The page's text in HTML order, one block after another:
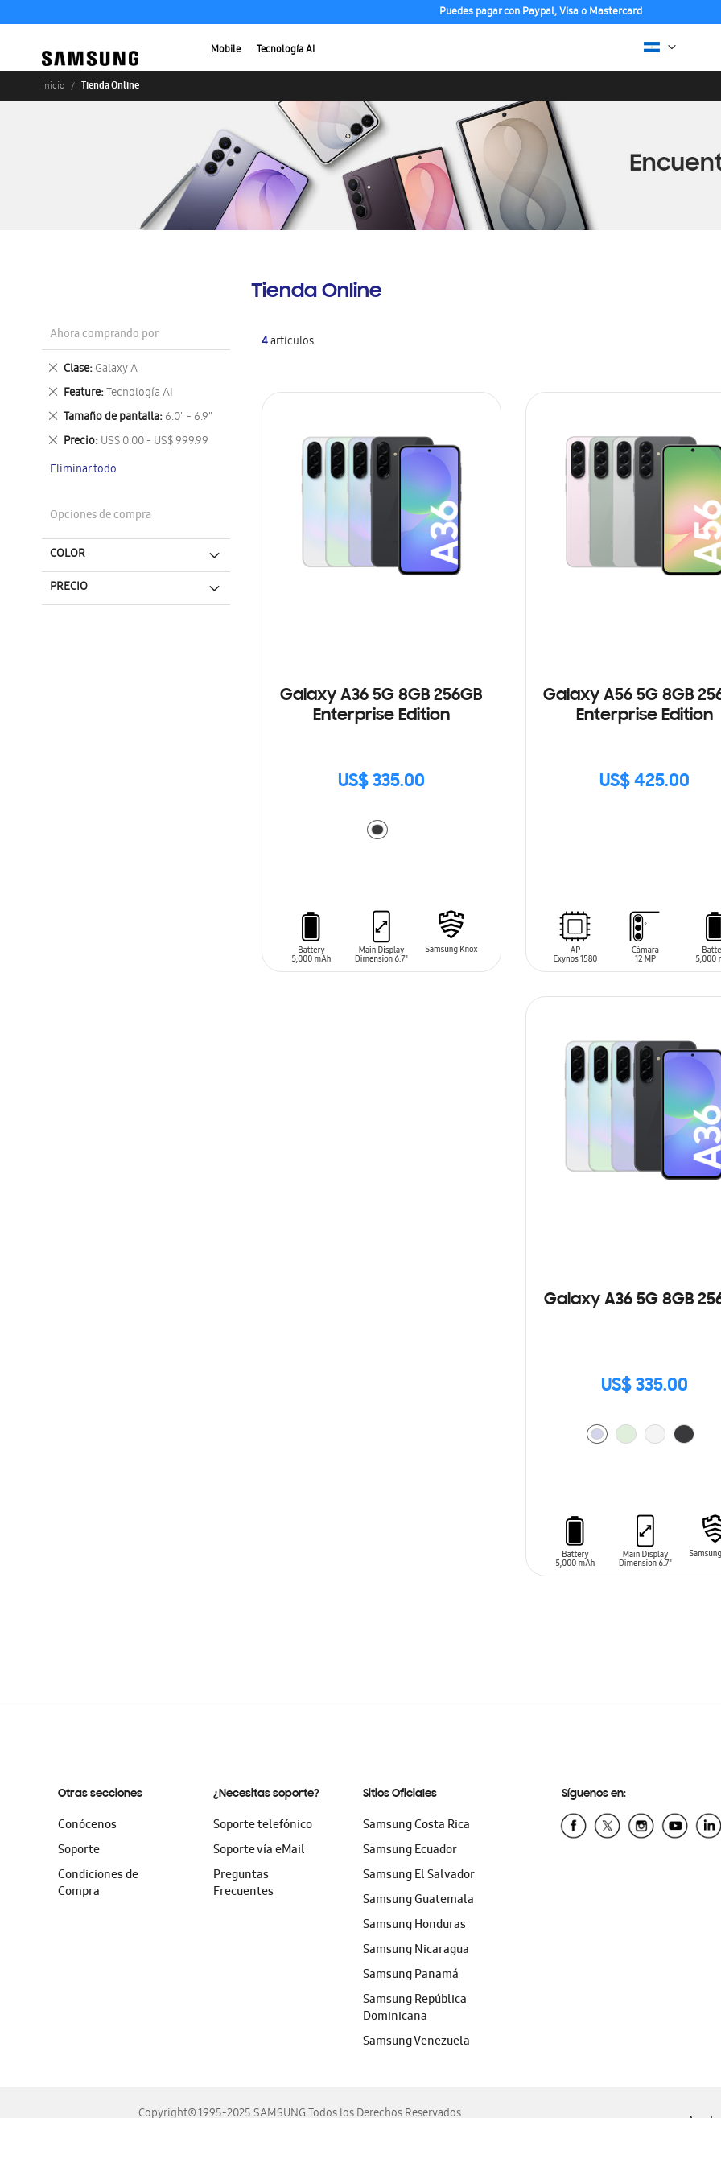
Puedes pagar con Paypal, Visa o Mastercard
Mobile Tecnología AI
Inicio Tienda Online
Tienda Online
4artículos
Galaxy A36 5G 8GB 256GB
Enterprise Edition
US$ 335.00
Galaxy A56 5G 8GB
Enterprise Edition
US$ 425.00
SIN
Galaxy A36 5G 8GB
US$ 335.00
Ahora comprando por
Clase Galaxy A
Eliminar
este
artículo
Feature Tecnología AI
Eliminar
este
artículo
Tamaño de pantalla 6.0" - 6.9"
Eliminar
este
artículo
Precio US$ 0.00 - US$ 999.99
Eliminar
artículo
Eliminar todo
Opciones de compra
COLOR
PRECIO
Otras secciones
Conócenos
Soporte
Condiciones de
Compra
¿Necesitas soporte?
Soporte telefónico
Soporte vía eMail
Preguntas
Frecuentes
Sitios Oficiales
Samsung Costa Rica
Samsung Ecuador
Samsung El Salvador
Samsung Guatemala
Samsung Honduras
Samsung Nicaragua
Samsung Panamá
Samsung República
Dominicana
Samsung Venezuela
Síguenos en:
Copyright© 1995-2025 SAMSUNG Todos los Derechos Reservados.